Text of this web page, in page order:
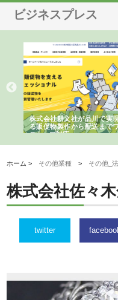
ビジネスプレス
株式会社耕文社が品川で実
る販促物製作から配送まで
ストップ対応
ホーム > その他業種 > その他_
株式会社佐々
twitter